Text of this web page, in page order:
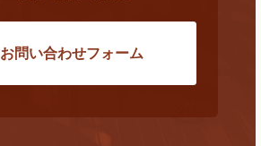
お問い合わせフォーム